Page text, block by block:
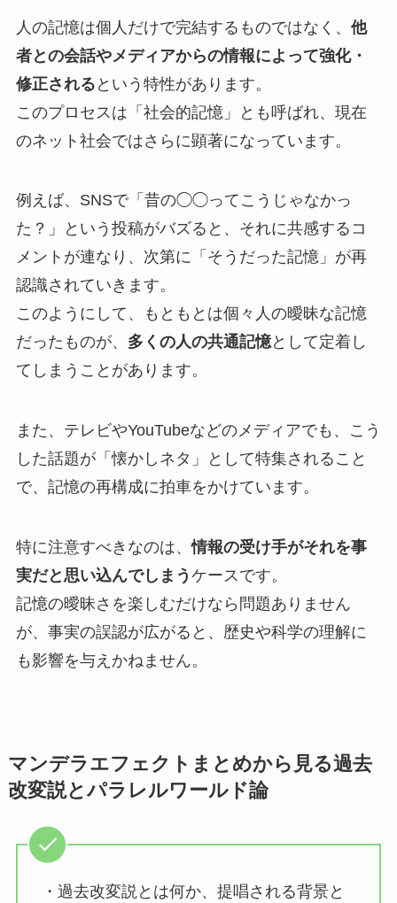
人の記憶は個人だけで完結するものではなく、 他
者との会話やメディアからの情報によって強化・
修正される という特性があります。
このプロセスは「社会的記憶」とも呼ばれ、現在
のネット社会ではさらに顕著になっています。
例えば、SNSで「昔の◯◯ってこうじゃなかっ
た？」という投稿がバズると、それに共感するコ
メントが連なり、次第に「そうだった記憶」が再
認識されていきます。
このようにして、もともとは個々人の曖昧な記憶
だったものが、 多くの人の共通記憶として定着し
てしまうことがあります。
また、テレビやYouTubeなどのメディアでも、こう
した話題が「懐かしネタ」として特集されること
で、記憶の再構成に拍車をかけています。
特に注意すべきなのは、情報の受け手がそれを事
実だと思い込んでしまう ケースです。
記憶の曖昧さを楽しむだけなら問題ありません
が、事実の誤認が広がると、歴史や科学の理解に
も影響を与えかねません。
マンデラエフェクトまとめから見る過去
改変説とパラレルワールド論
・過去改変説とは何か、提唱される背景と